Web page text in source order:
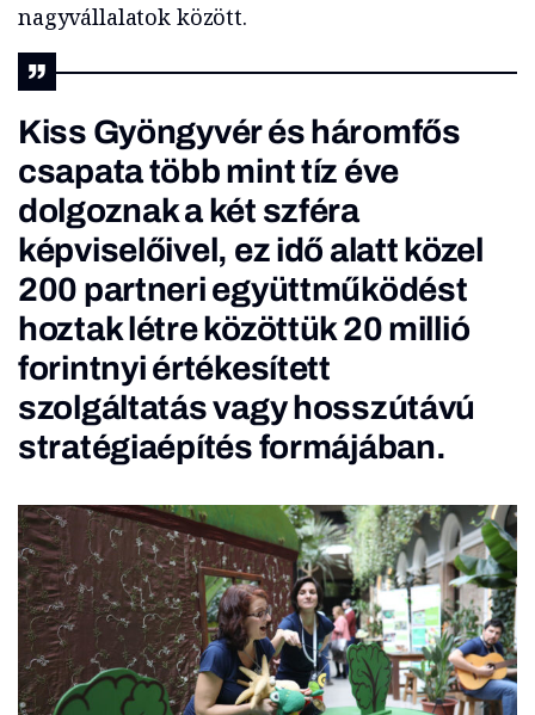
nagyvállalatok között.
Kiss Gyöngyvér és háromfős
csapata több mint tíz éve
dolgoznak a két szféra
képviselőivel, ez idő alatt közel
200 partneri együttműködést
hoztak létre közöttük 20 millió
forintnyi értékesített
szolgáltatás vagy hosszútávú
stratégiaépítés formájában.